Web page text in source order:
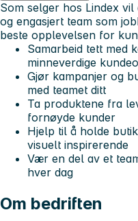
Som selger hos Lindex
og engasjert team som
beste opplevelsen for
Samarbeid tett med
minneverdige
Gjør kampanjer og
med teamet ditt
Ta produktene fra
fornøyde kunder
Hjelp til å holde
visuelt inspirerende
Vær en del av et
hver dag
Om bedriften